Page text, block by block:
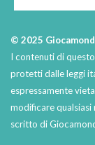
© 2025
I contenuti di
protetti dalle leggi
espressamente
modificare qualsiasi
scritto di